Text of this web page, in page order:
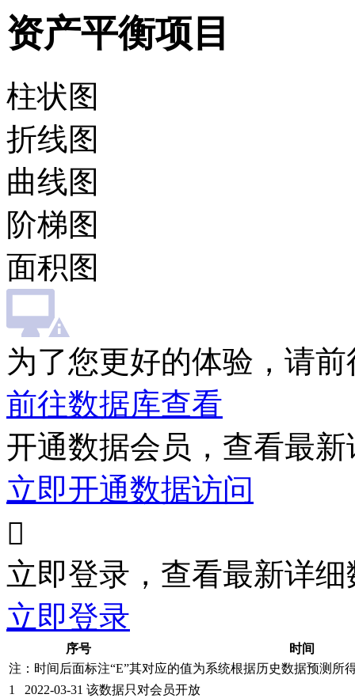
资产平衡项目
柱状图
折线图
曲线图
阶梯图
面积图
为了您更好的体验，请
前往数据库查看
开通数据会员，查看最
立即开通数据访问

立即登录，查看最新详细
立即登录
序号
时间
注：时间后面标注“E”其对应的值为系统根据历史数据预测所
1
2022-03-31 该数据只对会员开放